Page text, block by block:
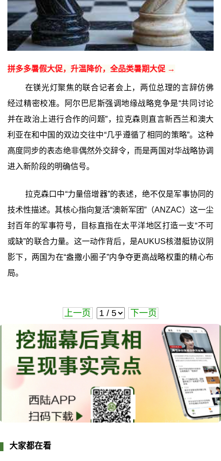
拼多多暑假大促，升温降价，全品类暑期大促 →
在镁光灯聚焦的联合记者会上，两位总理的言辞仿佛
经过精密校准。阿尔巴尼斯强调地缘战略竞争是“共同讨论
并在政治上进行合作的问题”，拉克森则直言新西兰和澳大
利亚在和中国的双边交往中“几乎遵循了相同的策略”。这种
高度同步的表态绝非偶然外交辞令，而是两国对华战略协调
进入新阶段的明确信号。
拉克森口中“力量倍增器”的表述，绝不仅是军事协同的
技术性描述。其核心指向复活“澳新军团”（ANZAC）这一尘
封百年的军事符号，目标直指在太平洋地区打造一支“不可
或缺”的联合力量。这一动作背后，是AUKUS核潜艇协议阴
影下，两国为在“盎撒小圈子”内争夺更高战略权重的精心布
局。
上一页 下一页
大家都在看